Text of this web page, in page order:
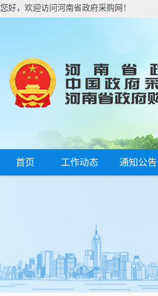
您好，欢迎访问河南省政府采购网！
首页 工作动态 通知公告